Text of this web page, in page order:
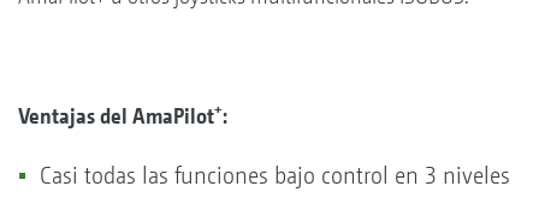
Ventajas del AmaPilot+:
Casi todas las funciones bajo control en 3 niveles